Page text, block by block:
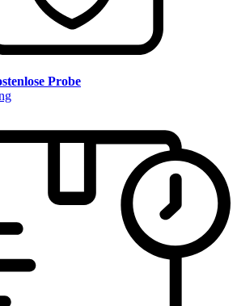
Probe